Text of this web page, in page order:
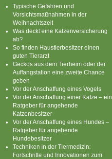
Typische Gefahren und
Vorsichtsmaßnahmen in der
Weihnachtszeit
Was deckt eine Katzenversicherung
ab?
So finden Haustierbesitzer einen
guten Tierarzt
Geckos aus dem Tierheim oder der
Auffangstation eine zweite Chance
geben
Vor der Anschaffung eines Vogels
Vor der Anschaffung einer Katze – ein
Ratgeber für angehende
Katzenbesitzer
Vor der Anschaffung eines Hundes –
Ratgeber für angehende
Hundebesitzer
Techniken in der Tiermedizin:
Fortschritte und Innovationen zum